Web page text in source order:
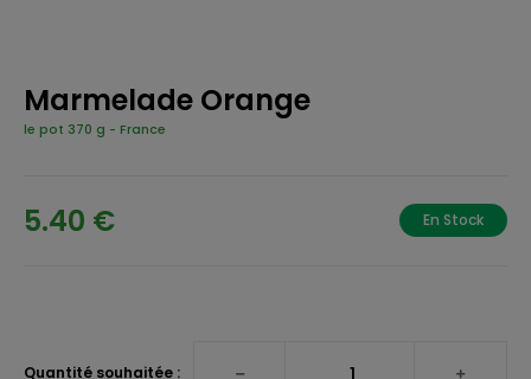
Marmelade Orange
le pot 370 g - France
5.40 € En Stock
Quantité souhaitée :